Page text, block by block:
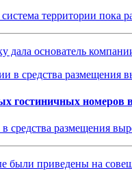
территории пока
дала основатель
гостиничных номеров
средства размещения
были приведены на